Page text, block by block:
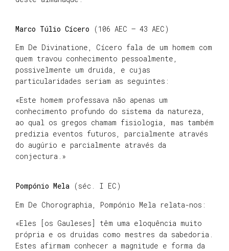
Marco Túlio Cícero (106 AEC – 43 AEC)
Em De Divinatione, Cícero fala de um homem com
quem travou conhecimento pessoalmente,
possivelmente um druida, e cujas
particularidades seriam as seguintes:
«Este homem professava não apenas um
conhecimento profundo do sistema da natureza,
ao qual os gregos chamam fisiologia, mas também
predizia eventos futuros, parcialmente através
do augúrio e parcialmente através da
conjectura.»
Pompónio Mela (séc. I EC)
Em De Chorographia, Pompónio Mela relata-nos:
«Eles [os Gauleses] têm uma eloquência muito
própria e os druidas como mestres da sabedoria.
Estes afirmam conhecer a magnitude e forma da